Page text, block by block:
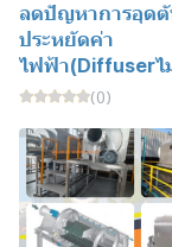
ลดปัญหาการอุด
ประหยัดค่า
ไฟฟ้า(Diffuserไ
(0)